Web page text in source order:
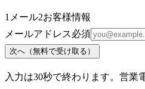
1 メール2お客様情報
メールアドレス必須
次へ（無料で受け取る）
入力は30秒で終わります。営業